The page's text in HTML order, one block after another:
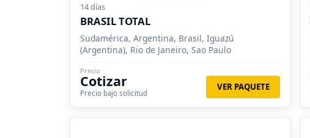
14 días
BRASIL TOTAL
Sudamérica, Argentina, Brasil, Iguazú
(Argentina), Rio de Janeiro, Sao Paulo
Precio
Cotizar
Precio bajo solicitud
VER PAQUETE